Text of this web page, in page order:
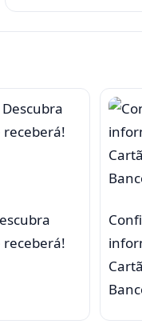
receberá!